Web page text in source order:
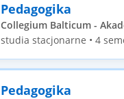
Pedagogika
Collegium Balticum -
studia stacjonarne • 4
Pedagogika